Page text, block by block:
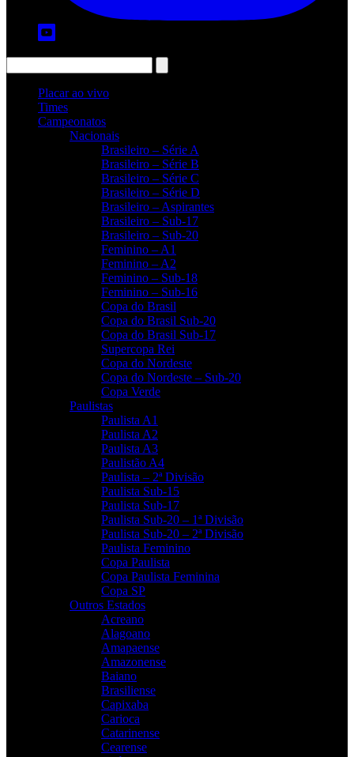
Placar ao vivo
Times
Campeonatos
Nacionais
Brasileiro – Série A
Brasileiro – Série B
Brasileiro – Série C
Brasileiro – Série D
Brasileiro – Aspirantes
Brasileiro – Sub-17
Brasileiro – Sub-20
Feminino – A1
Feminino – A2
Feminino – Sub-18
Feminino – Sub-16
Copa do Brasil
Copa do Brasil Sub-20
Copa do Brasil Sub-17
Supercopa Rei
Copa do Nordeste
Copa do Nordeste – Sub-20
Copa Verde
Paulistas
Paulista A1
Paulista A2
Paulista A3
Paulistão A4
Paulista – 2ª Divisão
Paulista Sub-15
Paulista Sub-17
Paulista Sub-20 – 1ª Divisão
Paulista Sub-20 – 2ª Divisão
Paulista Feminino
Copa Paulista
Copa Paulista Feminina
Copa SP
Outros Estados
Acreano
Alagoano
Amapaense
Amazonense
Baiano
Brasiliense
Capixaba
Carioca
Catarinense
Cearense